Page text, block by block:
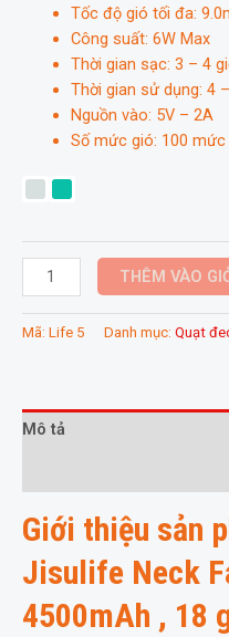
Tốc độ gió tối đa:
Công suất: 6W Max
Thời gian sạc: 3 – 4
Thời gian sử dụng: 4
Nguồn vào: 5V – 2A
Số mức gió: 100 mức
Quạt
Đeo
Cổ
Life5
hỗ
trợ
thắt
lưng
,
THÊM VÀO
Mã: Life 5 Danh mục: Quạt
Mô tả
Giới thiệu sản
Jisulife Neck
4500mAh , 18